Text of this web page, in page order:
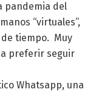
pandemia del
“virtuales”,
tiempo. Muy
preferir seguir
Whatsapp, una